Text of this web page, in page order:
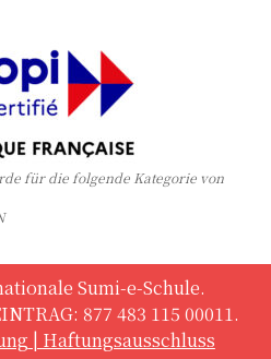
für die folgende Kategorie von
Sumi-e-Schule.
877 483 115 00011.
| Haftungsausschluss